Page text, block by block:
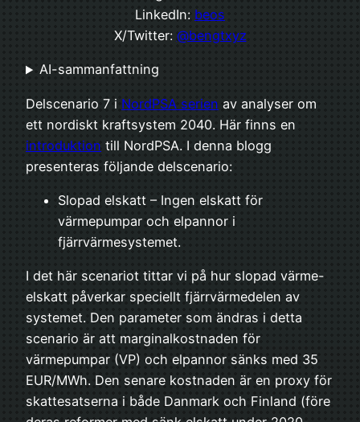
LinkedIn: beos
X/Twitter: @bengtxyz
AI-sammanfattning
Delscenario 7 i NordPSA serien av analyser om
ett nordiskt kraftsystem 2040. Här finns en
introduktion till NordPSA. I denna blogg
presenteras följande delscenario:
Slopad elskatt – Ingen elskatt för
värmepumpar och elpannor i
fjärrvärmesystemet.
I det här scenariot tittar vi på hur slopad värme-
elskatt påverkar speciellt fjärrvärmedelen av
systemet. Den parameter som ändras i detta
scenario är att marginalkostnaden för
värmepumpar (VP) och elpannor sänks med 35
EUR/MWh. Den senare kostnaden är en proxy för
skattesatserna i både Danmark och Finland (före